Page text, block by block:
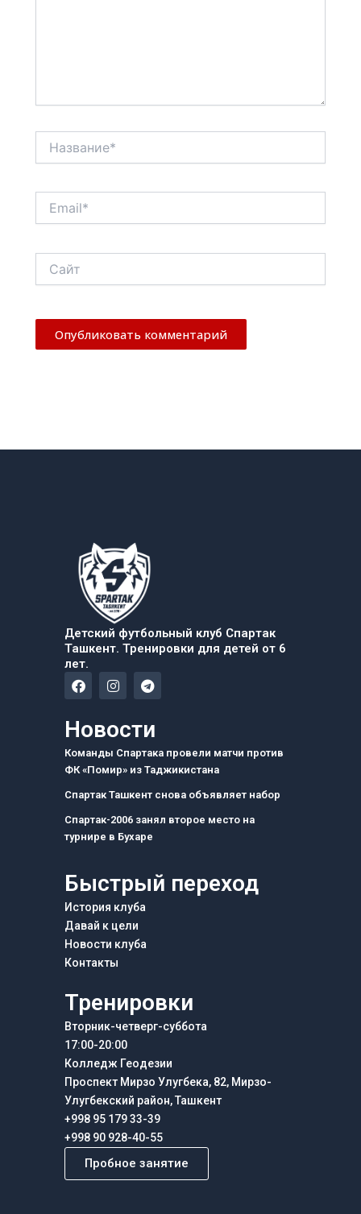
Детский футбольный клуб Спартак
Ташкент. Тренировки для детей от 6
лет.
F
a
e
b
o
k
I
n
a
g
r
a
m
T
e
g
a
m
Новости
Команды Спартака провели матчи против
ФК «Помир» из Таджикистана
Спартак Ташкент снова объявляет набор
Спартак-2006 занял второе место на
турнире в Бухаре
Быстрый переход
История клуба
Давай к цели
Новости клуба
Контакты
Тренировки
Вторник-четверг-суббота
17:00-20:00
Колледж Геодезии
Проспект Мирзо Улугбека, 82, Мирзо-
Улугбекский район, Ташкент
+998 95 179 33-39
+998 90 928-40-55
Пробное занятие